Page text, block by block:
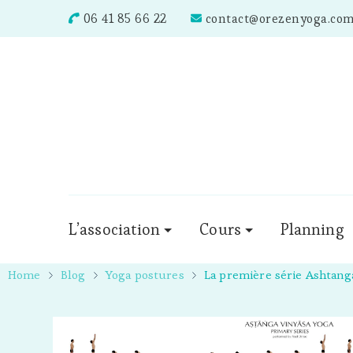
06 41 85 66 22
L’association Cours Planning
Home Blog Yoga postures La première série